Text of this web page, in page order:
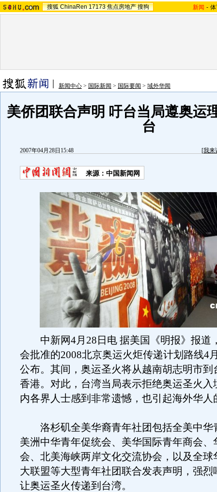
搜狐 ChinaRen 17173 焦点房地产 搜狗 新闻 -
新闻中心 > 国际新闻 > 国际要闻 > 域外华闻
美侨团联合声明 吁台当局遵奥运
台
2007年04月28日15:48 [我来
来源：中国新闻网
中新网4月28日电 据美国《明报》报道
会批准的2008北京奥运火炬传递计划路线4
公布。其间，奥运圣火将从越南胡志明市到
香港。对此，台湾当局表示拒绝奥运圣火入
内各界人士感到非常遗憾，也引起海外华人
洛杉矶全美华裔青年社团包括全美中华
美洲中华青年促统会、美华国际青年商会、
会、北美海峡两岸文化交流协会，以及全球
大联盟等大型青年社团联合发表声明，强烈
让奥运圣火传递到台湾。